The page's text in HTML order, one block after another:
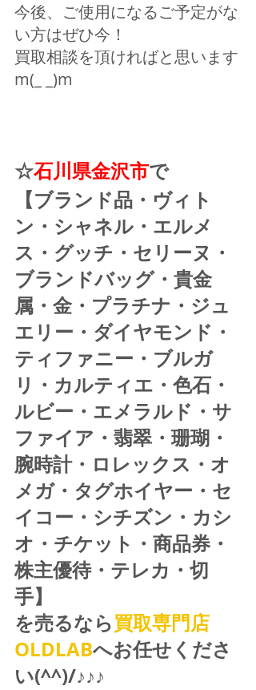
今後、ご使用になるご予定がな
い方はぜひ今！
買取相談を頂ければと思います
m(_ _)m
☆石川県金沢市で
【ブランド品・ヴィト
ン・シャネル・エルメ
ス・グッチ・セリーヌ・
ブランドバッグ・貴金
属・金・プラチナ・ジュ
エリー・ダイヤモンド・
ティファニー・ブルガ
リ・カルティエ・色石・
ルビー・エメラルド・サ
ファイア・翡翠・珊瑚・
腕時計・ロレックス・オ
メガ・タグホイヤー・セ
イコー・シチズン・カシ
オ・チケット・商品券・
株主優待・テレカ・切
手】
を売るなら買取専門店
OLDLABへお任せくださ
い(^^)/♪♪♪